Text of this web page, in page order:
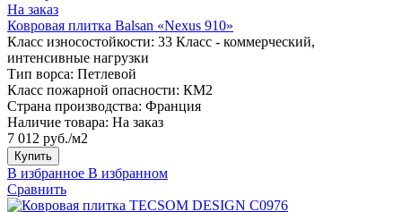
На заказ
Ковровая плитка Balsan «Nexus 910»
Класс износостойкости: 33 Класс - коммерческий,
интенсивные нагрузки
Тип ворса: Петлевой
Класс пожарной опасности: КМ2
Страна производства: Франция
Наличие товара: На заказ
7 012 руб./м2
Купить
В избранное В избранном
Сравнить